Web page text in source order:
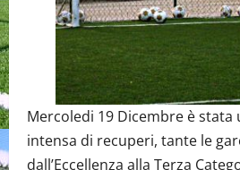
Mercoledi 19 Dicembre è stata
intensa di recuperi, tante le
dall’Eccellenza alla Terza